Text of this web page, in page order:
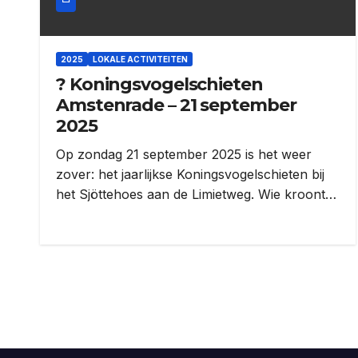
2025 LOKALE ACTIVITEITEN
? Koningsvogelschieten
Amstenrade – 21 september
2025
Op zondag 21 september 2025 is het weer
zover: het jaarlijkse Koningsvogelschieten bij
het Sjöttehoes aan de Limietweg. Wie kroont…